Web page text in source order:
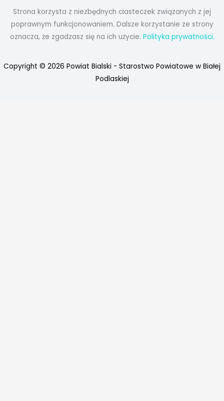
Strona korzysta z niezbędnych ciasteczek związanych z jej
poprawnym funkcjonowaniem. Dalsze korzystanie ze strony
oznacza, że zgadzasz się na ich użycie. Polityka prywatności.
Copyright © 2026 Powiat Bialski - Starostwo Powiatowe w Białej
Podlaskiej